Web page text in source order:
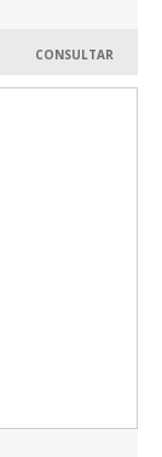
CONSULTAR